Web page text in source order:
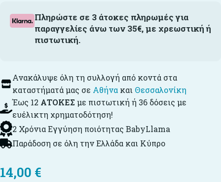
Πληρώστε σε 3 άτοκες πληρωμές για
παραγγελίες άνω των 35€, με χρεωστική ή
πιστωτική.
Ανακάλυψε όλη τη συλλογή από κοντά στα
καταστήματά μας σε Αθήνα και Θεσσαλονίκη
Έως 12 ΑΤΟΚΕΣ με πιστωτική ή 36 δόσεις με
ευέλικτη χρηματοδότηση!
2 Χρόνια Εγγύηση ποιότητας BabyLlama
Παράδοση σε όλη την Ελλάδα και Κύπρο
14,00 €